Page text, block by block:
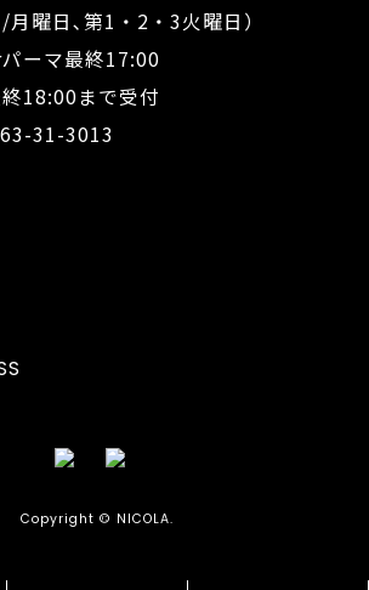
/月曜日､第1・2・3火曜日）
ーマ最終17:00
18:00まで受付
31-3013
Copyright © NICOLA.